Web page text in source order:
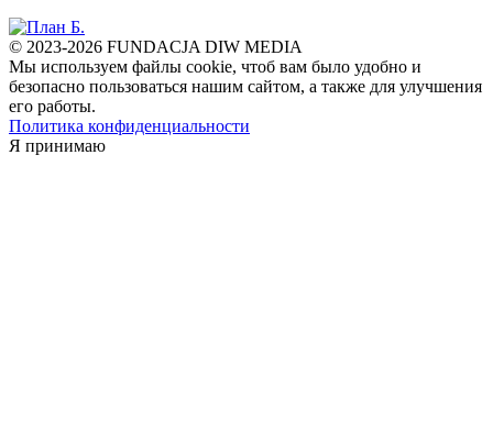
© 2023-2026 FUNDACJA DIW MEDIA
Мы используем файлы cookie, чтоб вам было удобно и
безопасно пользоваться нашим сайтом, а также для улучшения
его работы.
Политика конфиденциальности
Я принимаю